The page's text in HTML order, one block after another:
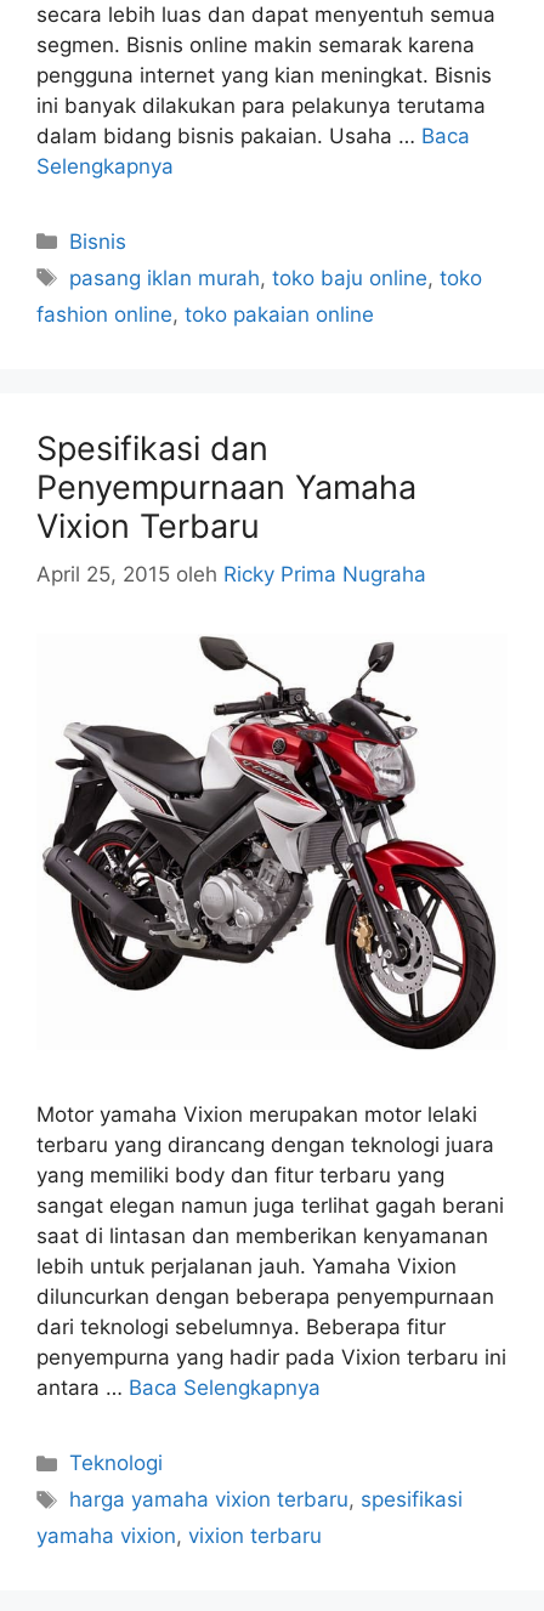
secara lebih luas dan dapat menyentuh semua
segmen. Bisnis online makin semarak karena
pengguna internet yang kian meningkat. Bisnis
ini banyak dilakukan para pelakunya terutama
dalam bidang bisnis pakaian. Usaha … Baca
Selengkapnya
Kategori
Bisnis
Tag
pasang iklan murah,toko baju online,toko
fashion online, toko pakaian online
Spesifikasi dan
Penyempurnaan Yamaha
Vixion Terbaru
April 25, 2015 oleh Ricky Prima Nugraha
Motor yamaha Vixion merupakan motor lelaki
terbaru yang dirancang dengan teknologi juara
yang memiliki body dan fitur terbaru yang
sangat elegan namun juga terlihat gagah berani
saat di lintasan dan memberikan kenyamanan
lebih untuk perjalanan jauh. Yamaha Vixion
diluncurkan dengan beberapa penyempurnaan
dari teknologi sebelumnya. Beberapa fitur
penyempurna yang hadir pada Vixion terbaru ini
antara … Baca Selengkapnya
Kategori
Teknologi
Tag
harga yamaha vixion terbaru, spesifikasi
yamaha vixion, vixion terbaru